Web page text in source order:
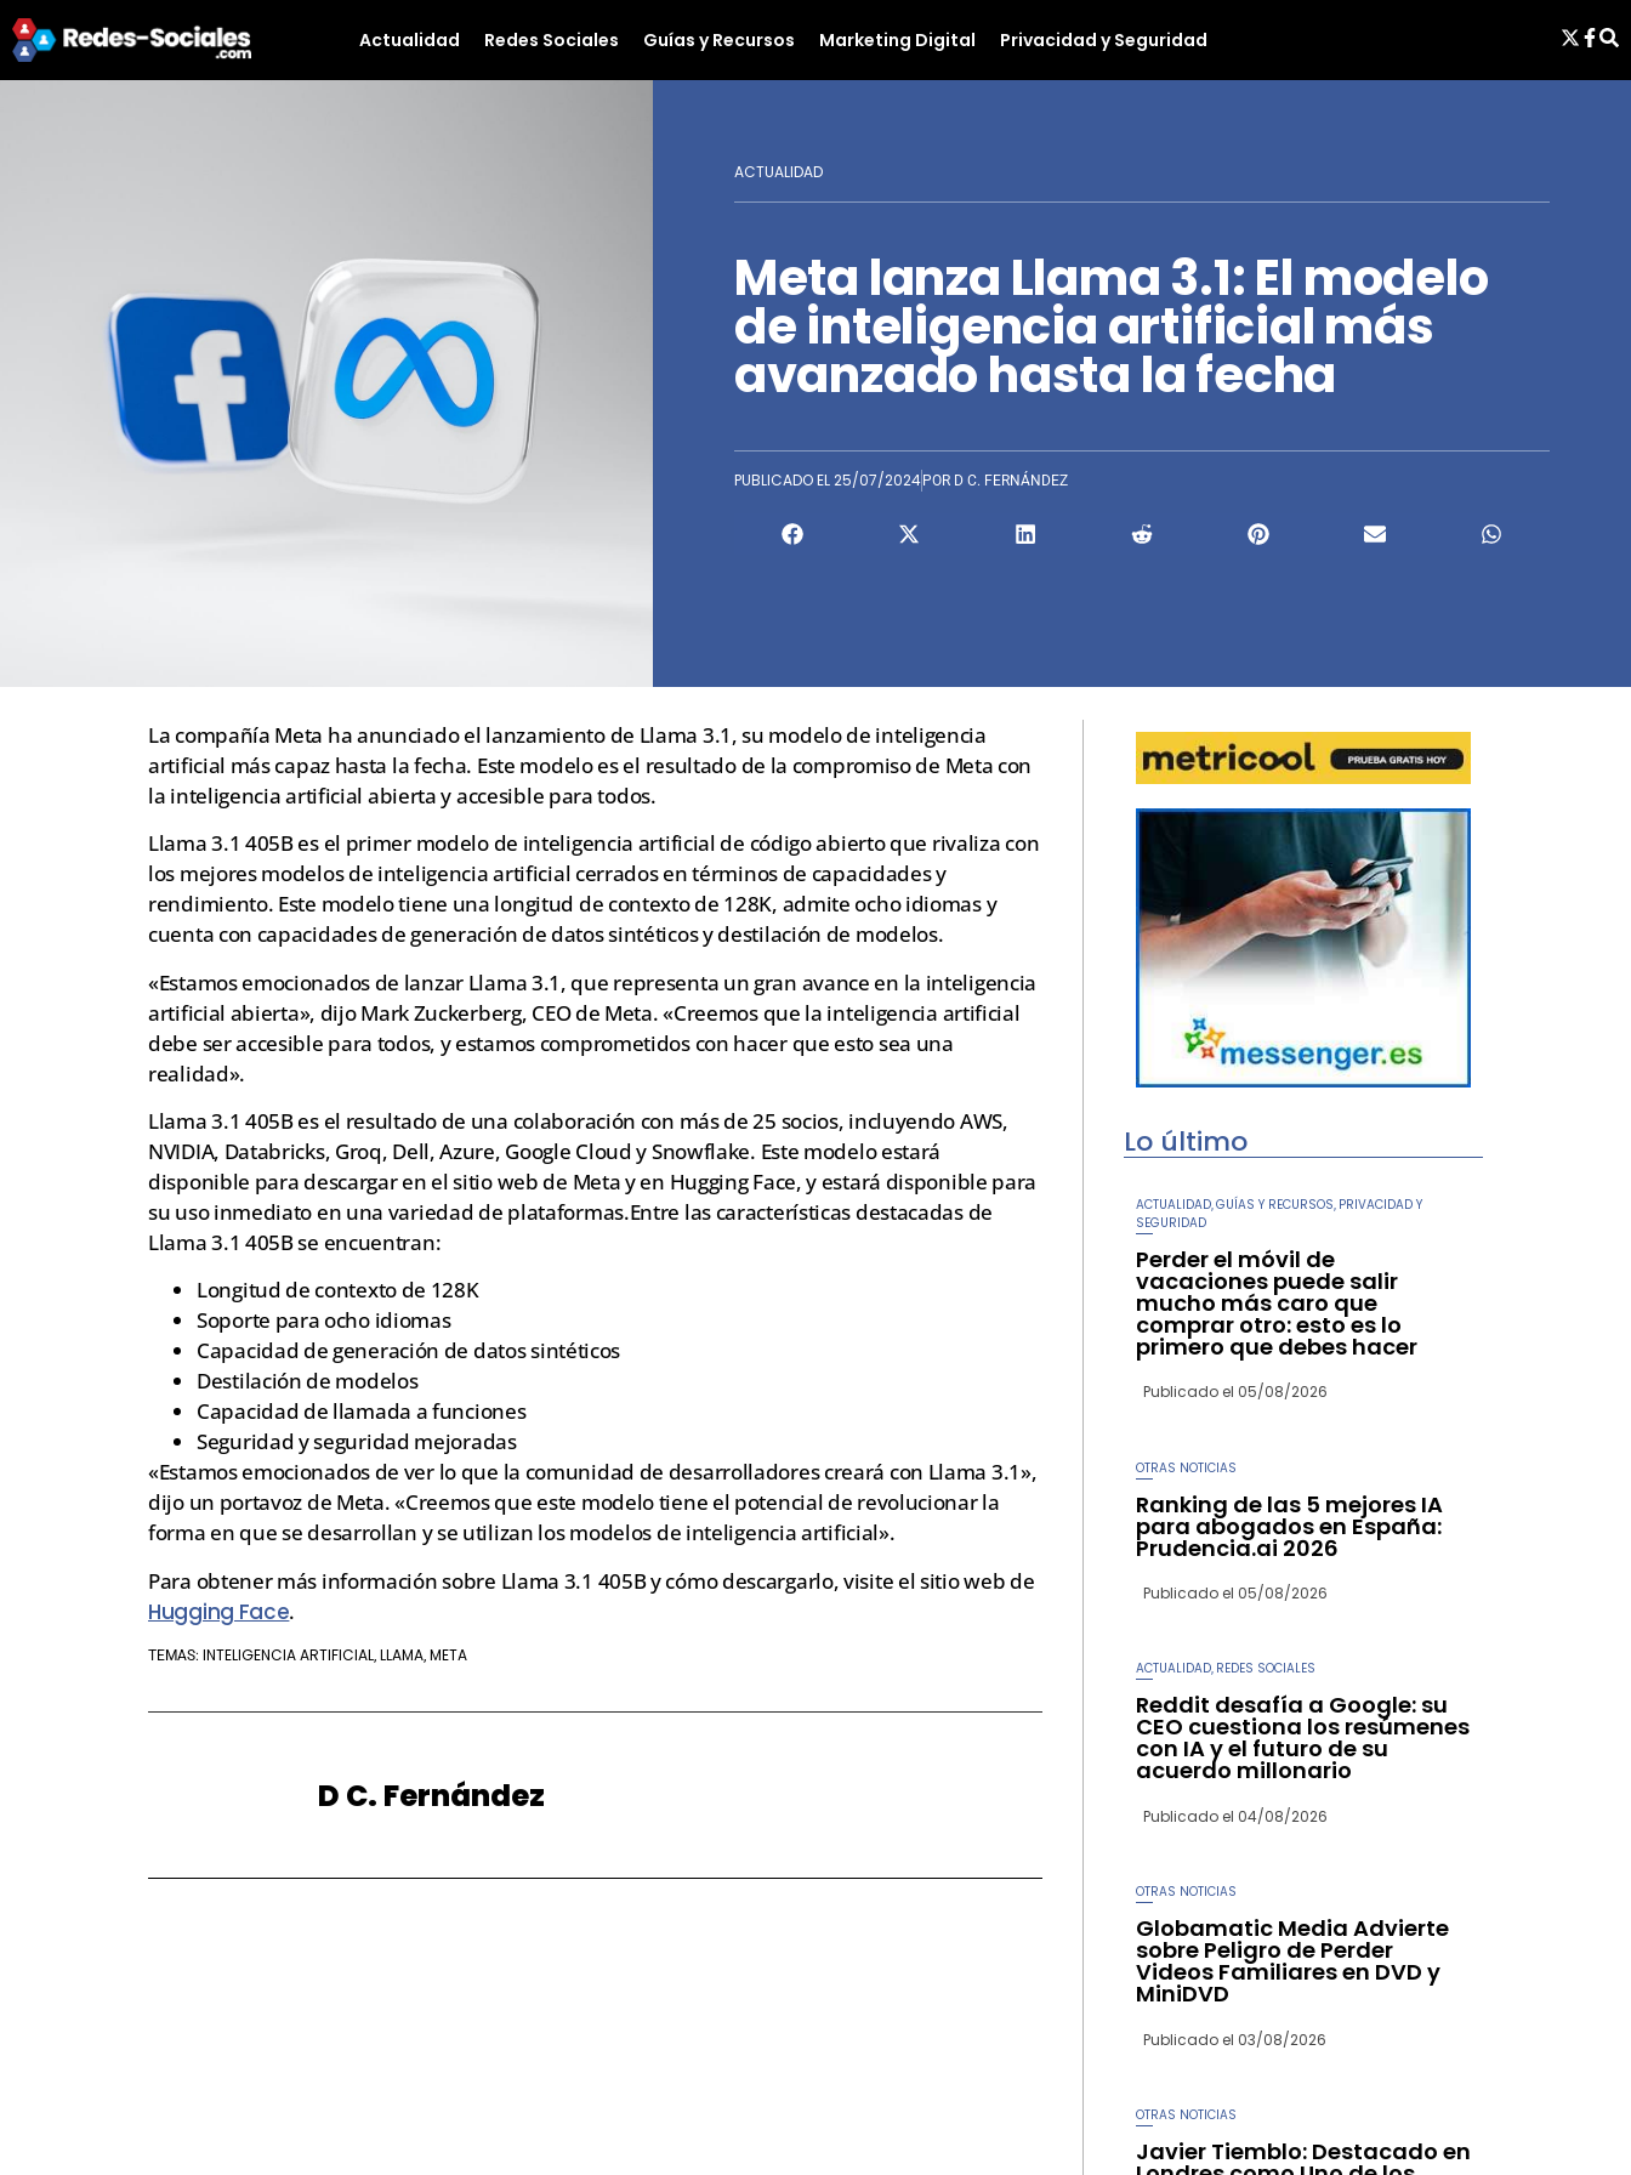
Actualidad Redes Sociales Guías y Recursos Marketing Digital Privacidad y Seguridad
ACTUALIDAD
Meta lanza Llama 3.1: El modelo
de inteligencia artificial más
avanzado hasta la fecha
PUBLICADO EL25/07/2024 POR D C. FERNÁNDEZ
La compañía Meta ha anunciado el lanzamiento de Llama 3.1, su modelo de inteligencia
artificial más capaz hasta la fecha. Este modelo es el resultado de la compromiso de Meta con
la inteligencia artificial abierta y accesible para todos.
Llama 3.1 405B es el primer modelo de inteligencia artificial de código abierto que rivaliza con
los mejores modelos de inteligencia artificial cerrados en términos de capacidades y
rendimiento. Este modelo tiene una longitud de contexto de 128K, admite ocho idiomas y
cuenta con capacidades de generación de datos sintéticos y destilación de modelos.
«Estamos emocionados de lanzar Llama 3.1, que representa un gran avance en la inteligencia
artificial abierta», dijo Mark Zuckerberg, CEO de Meta. «Creemos que la inteligencia artificial
debe ser accesible para todos, y estamos comprometidos con hacer que esto sea una
realidad».
Llama 3.1 405B es el resultado de una colaboración con más de 25 socios, incluyendo AWS,
NVIDIA, Databricks, Groq, Dell, Azure, Google Cloud y Snowflake. Este modelo estará
disponible para descargar en el sitio web de Meta y en Hugging Face, y estará disponible para
su uso inmediato en una variedad de plataformas.Entre las características destacadas de
Llama 3.1 405B se encuentran:
Longitud de contexto de 128K
Soporte para ocho idiomas
Capacidad de generación de datos sintéticos
Destilación de modelos
Capacidad de llamada a funciones
Seguridad y seguridad mejoradas
«Estamos emocionados de ver lo que la comunidad de desarrolladores creará con Llama 3.1»,
dijo un portavoz de Meta. «Creemos que este modelo tiene el potencial de revolucionar la
forma en que se desarrollan y se utilizan los modelos de inteligencia artificial».
Para obtener más información sobre Llama 3.1 405B y cómo descargarlo, visite el sitio web de
Hugging Face.
TEMAS: INTELIGENCIA ARTIFICIAL, LLAMA, META
D C. Fernández
Lo último
ACTUALIDAD GUÍAS Y RECURSOS PRIVACIDAD Y
SEGURIDAD
Perder el móvil de
vacaciones puede salir
mucho más caro que
comprar otro: esto es lo
primero que debes hacer
Publicado el 05/08/2026
OTRAS NOTICIAS
Ranking de las 5 mejores IA
para abogados en España:
Prudencia.ai 2026
Publicado el 05/08/2026
ACTUALIDAD, REDES SOCIALES
Reddit desafía a Google: su
CEO cuestiona los resúmenes
con IA y el futuro de su
acuerdo millonario
Publicado el 04/08/2026
OTRAS NOTICIAS
Globamatic Media Advierte
sobre Peligro de Perder
Videos Familiares en DVD y
MiniDVD
Publicado el 03/08/2026
OTRAS NOTICIAS
Javier Tiemblo: Destacado en